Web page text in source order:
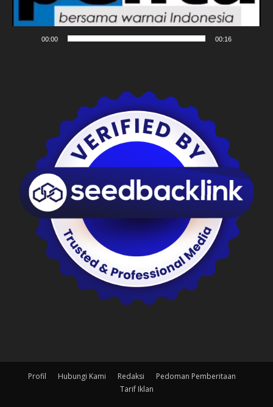
00:00 00:16
Profil Hubungi Kami Redaksi
Pedoman Pemberitaan
Tarif Iklan